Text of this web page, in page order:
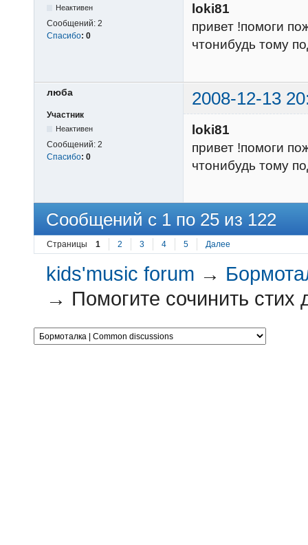
Неактивен
Сообщений: 2
Спасибо: 0
loki81
привет !помоги
чтонибудь тому
люба 2008-12-13
Участник
Неактивен
Сообщений: 2
Спасибо: 0
loki81
привет !помоги
чтонибудь тому
Сообщений с 1 по 25 из 122
Страницы 1 2 3 4 5 Далее
kids'music forum →
→ Помогите сочинить стих